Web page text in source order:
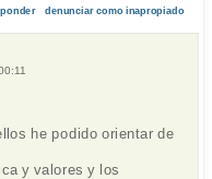
denunciar como inapropiado
he podido orientar de
y valores y los